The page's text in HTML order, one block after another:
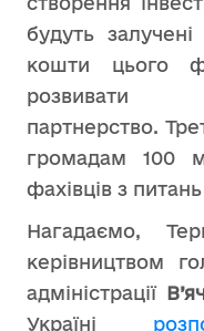
будуть залучені
кошти цього
розвивати
партнерство.
громадам 100
фахівців з
Нагадаємо,
керівництвом
адміністрації
Україні